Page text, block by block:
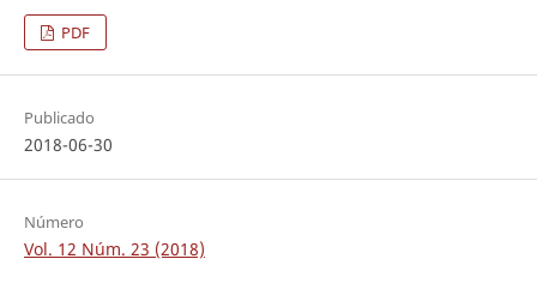
PDF
Publicado
2018-06-30
Número
Vol. 12 Núm. 23 (2018)